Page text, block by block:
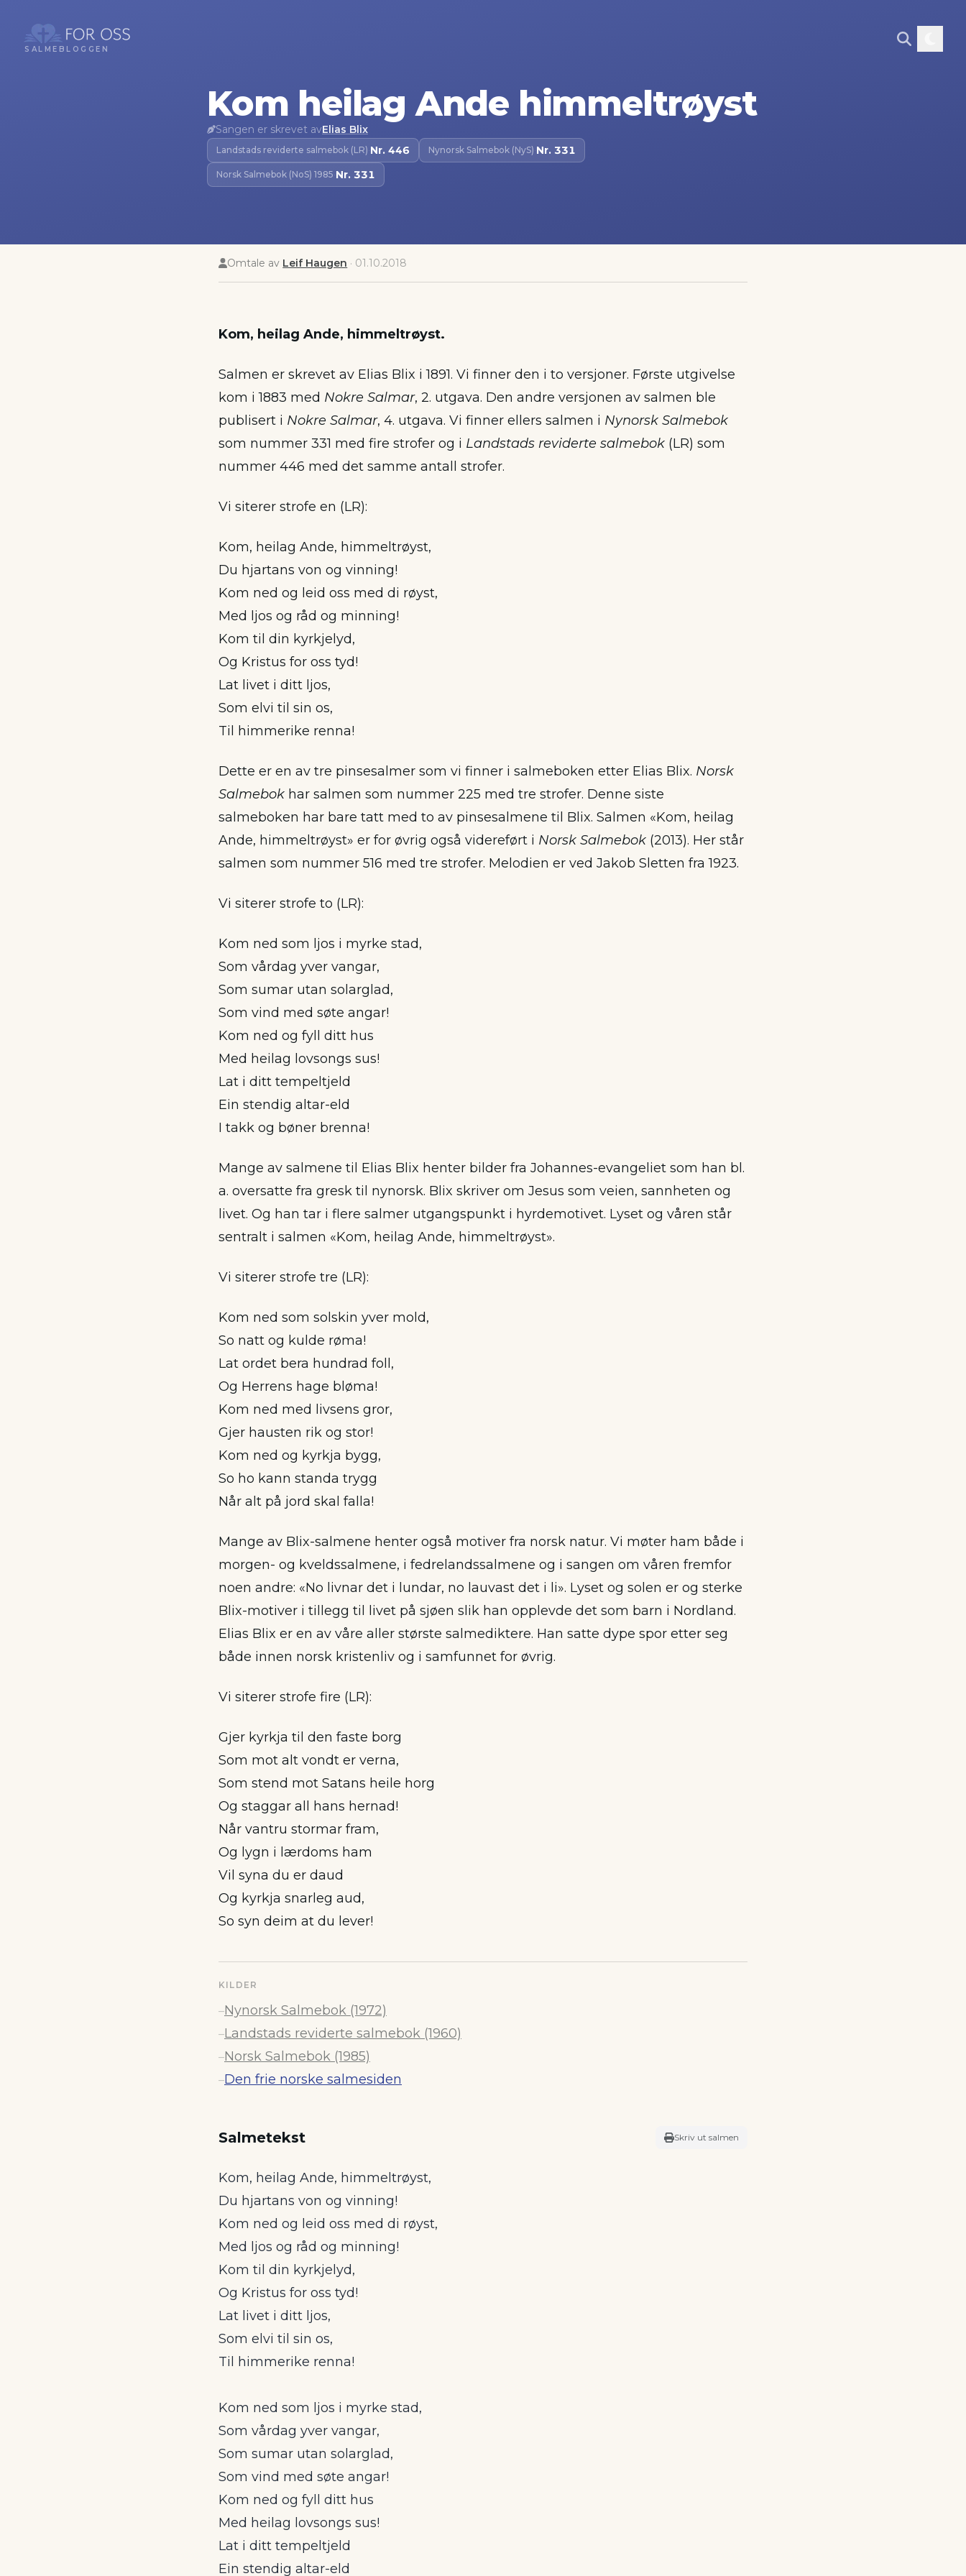
SALMEBLOGGEN
Kom heilag Ande himmeltrøyst
Sangen er skrevet avElias Blix
Landstads reviderte salmebok (LR)·Nr. 446 Nynorsk Salmebok (NyS)·Nr. 331
Norsk Salmebok (NoS) 1985·Nr. 331
Omtale av Leif Haugen · 01.10.2018
Kom, heilag Ande, himmeltrøyst.
Salmen er skrevet av Elias Blix i 1891. Vi finner den i to versjoner. Første utgivelse
kom i 1883 med Nokre Salmar, 2. utgava. Den andre versjonen av salmen ble
publisert i Nokre Salmar, 4. utgava. Vi finner ellers salmen i Nynorsk Salmebok
som nummer 331 med fire strofer og i Landstads reviderte salmebok (LR) som
nummer 446 med det samme antall strofer.
Vi siterer strofe en (LR):
Kom, heilag Ande, himmeltrøyst,
Du hjartans von og vinning!
Kom ned og leid oss med di røyst,
Med ljos og råd og minning!
Kom til din kyrkjelyd,
Og Kristus for oss tyd!
Lat livet i ditt ljos,
Som elvi til sin os,
Til himmerike renna!
Dette er en av tre pinsesalmer som vi finner i salmeboken etter Elias Blix. Norsk
Salmebok har salmen som nummer 225 med tre strofer. Denne siste
salmeboken har bare tatt med to av pinsesalmene til Blix. Salmen «Kom, heilag
Ande, himmeltrøyst» er for øvrig også videreført i Norsk Salmebok (2013). Her står
salmen som nummer 516 med tre strofer. Melodien er ved Jakob Sletten fra 1923.
Vi siterer strofe to (LR):
Kom ned som ljos i myrke stad,
Som vårdag yver vangar,
Som sumar utan solarglad,
Som vind med søte angar!
Kom ned og fyll ditt hus
Med heilag lovsongs sus!
Lat i ditt tempeltjeld
Ein stendig altar-eld
I takk og bøner brenna!
Mange av salmene til Elias Blix henter bilder fra Johannes-evangeliet som han bl.
a. oversatte fra gresk til nynorsk. Blix skriver om Jesus som veien, sannheten og
livet. Og han tar i flere salmer utgangspunkt i hyrdemotivet. Lyset og våren står
sentralt i salmen «Kom, heilag Ande, himmeltrøyst».
Vi siterer strofe tre (LR):
Kom ned som solskin yver mold,
So natt og kulde røma!
Lat ordet bera hundrad foll,
Og Herrens hage bløma!
Kom ned med livsens gror,
Gjer hausten rik og stor!
Kom ned og kyrkja bygg,
So ho kann standa trygg
Når alt på jord skal falla!
Mange av Blix-salmene henter også motiver fra norsk natur. Vi møter ham både i
morgen- og kveldssalmene, i fedrelandssalmene og i sangen om våren fremfor
noen andre: «No livnar det i lundar, no lauvast det i li». Lyset og solen er og sterke
Blix-motiver i tillegg til livet på sjøen slik han opplevde det som barn i Nordland.
Elias Blix er en av våre aller største salmediktere. Han satte dype spor etter seg
både innen norsk kristenliv og i samfunnet for øvrig.
Vi siterer strofe fire (LR):
Gjer kyrkja til den faste borg
Som mot alt vondt er verna,
Som stend mot Satans heile horg
Og staggar all hans hernad!
Når vantru stormar fram,
Og lygn i lærdoms ham
Vil syna du er daud
Og kyrkja snarleg aud,
So syn deim at du lever!
KILDER
–Nynorsk Salmebok (1972)
–Landstads reviderte salmebok (1960)
–Norsk Salmebok (1985)
–Den frie norske salmesiden
Salmetekst Skriv ut salmen
Kom, heilag Ande, himmeltrøyst,
Du hjartans von og vinning!
Kom ned og leid oss med di røyst,
Med ljos og råd og minning!
Kom til din kyrkjelyd,
Og Kristus for oss tyd!
Lat livet i ditt ljos,
Som elvi til sin os,
Til himmerike renna!
Kom ned som ljos i myrke stad,
Som vårdag yver vangar,
Som sumar utan solarglad,
Som vind med søte angar!
Kom ned og fyll ditt hus
Med heilag lovsongs sus!
Lat i ditt tempeltjeld
Ein stendig altar-eld